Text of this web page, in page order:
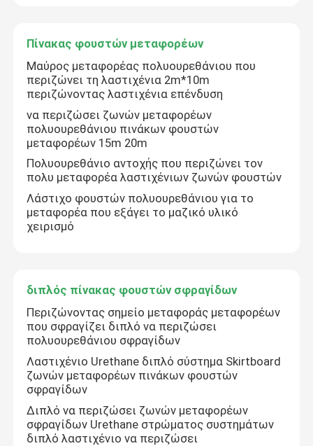
Προϊόντα
Βίντεο
Σχετικά με εμάς
Γύρος εργοστασίων
Πίνακας φουστών μεταφορέων
Μαύρος μεταφορέας πολυουρεθάνιου που
περιζώνει τη λαστιχένια 2m*10m
περιζώνοντας λαστιχένια επένδυση
να περιζώσει ζωνών μεταφορέων
πολυουρεθάνιου πινάκων φουστών
μεταφορέων 15m 20m
Πολυουρεθάνιο αντοχής που περιζώνει τον
πολυ μεταφορέα λαστιχένιων ζωνών φουστών
Λάστιχο φουστών πολυουρεθάνιου για το
μεταφορέα που εξάγει το μαζικό υλικό
χειρισμό
διπλός πίνακας φουστών σφραγίδων
Περιζώνοντας σημείο μεταφοράς μεταφορέων
που σφραγίζει διπλό να περιζώσει
πολυουρεθάνιου σφραγίδων
Λαστιχένιο Urethane διπλό σύστημα Skirtboard
ζωνών μεταφορέων πινάκων φουστών
σφραγίδων
Διπλό να περιζώσει ζωνών μεταφορέων
σφραγίδων Urethane στρώματος συστημάτων
διπλό λαστιχένιο να περιζώσει